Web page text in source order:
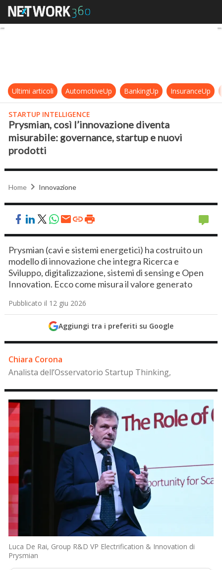
Prysmian, così l’innovazione
Ultimi articoli AutomotiveUp BankingUp InsuranceUp
STARTUP INTELLIGENCE
Prysmian, così l’innovazione diventa
misurabile: governance, startup e nuovi
prodotti
Home Innovazione
Prysmian (cavi e sistemi energetici) ha costruito un
modello di innovazione che integra Ricerca e
Sviluppo, digitalizzazione, sistemi di sensing e Open
Innovation. Ecco come misura il valore generato
Pubblicato il 12 giu 2026
Aggiungi tra i preferiti su Google
Chiara Corona
Analista dell’Osservatorio Startup Thinking,
Luca De Rai, Group R&D VP Electrification & Innovation di
Prysmian